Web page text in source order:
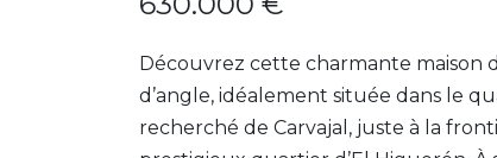
Découvrez cette charmante maison
d’angle, idéalement située dans le
recherché de Carvajal, juste à la